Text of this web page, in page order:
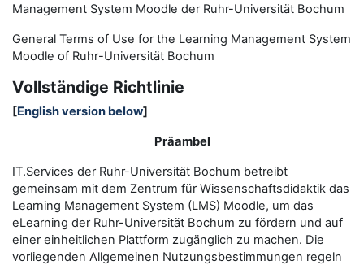
Management System Moodle der Ruhr-Universität Bochum
General Terms of Use for the Learning Management System
Moodle of Ruhr-Universität Bochum
Vollständige Richtlinie
[English version below]
Präambel
IT.Services der Ruhr-Universität Bochum betreibt
gemeinsam mit dem Zentrum für Wissenschaftsdidaktik das
Learning Management System (LMS) Moodle, um das
eLearning der Ruhr-Universität Bochum zu fördern und auf
einer einheitlichen Plattform zugänglich zu machen. Die
vorliegenden Allgemeinen Nutzungsbestimmungen regeln